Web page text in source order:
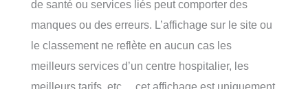
de santé ou services liés peut comporter des
manques ou des erreurs. L’affichage sur le site ou
le classement ne reflète en aucun cas les
meilleurs services d’un centre hospitalier, les
meilleurs tarifs, etc… cet affichage est uniquement